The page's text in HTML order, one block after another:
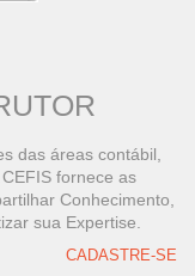
das áreas contábil,
fornece as
Conhecimento,
sua Expertise.
CADASTRE-SE